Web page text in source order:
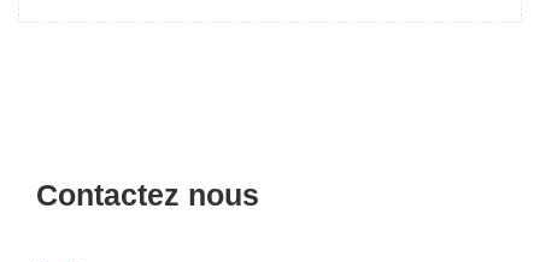
Contactez nous